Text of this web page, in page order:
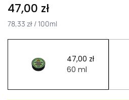
47,00 zł
78,33 zł / 100ml
47,00 zł
60 ml